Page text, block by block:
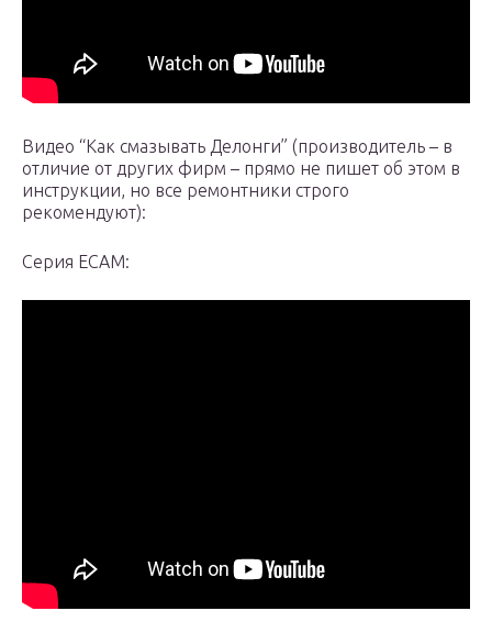
Видео “Как смазывать Делонги” (производитель – в
отличие от других фирм – прямо не пишет об этом в
инструкции, но все ремонтники строго
рекомендуют):
Серия ECAM: